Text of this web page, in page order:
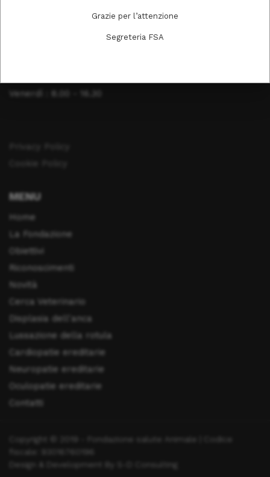
Venerdì : 8.00 - 16.30
MENU
Home
La Fondazione
Obiettivi
Riconoscimenti
Novità
Cerca Veterinario
Displasia dell'anca
Lussazione della rotula
Cardiopatie ereditarie
Neuropatie ereditarie
Oculopatie ereditarie
Contatti
Copyright © 2019 - Fondazione salute Animale | Codice
Design & Development By S-D Consulting
Grazie per l’attenzione
Segreteria FSA